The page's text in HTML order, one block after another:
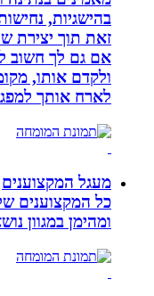
בהישגיות, נחישות
זאת תוך יצירת
אם גם לך חשוב
ולקדם אותו, מקומך
לארח אותך למפגש
מעגל המקצוענים
כל המקצוענים שלנו
ומהימן במגוון נושאים!